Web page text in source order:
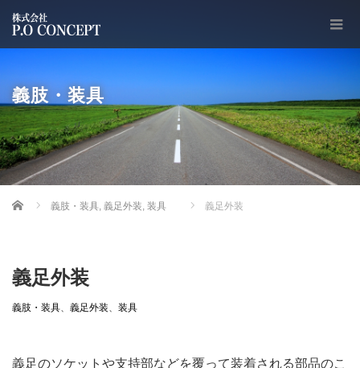
義肢・装具
Home 義肢・装具, 義足外装, 装具 義足外装
義足外装
義肢・装具、 義足外装、 装具
義足のソケットや支持部などを覆って装着される部品のこ